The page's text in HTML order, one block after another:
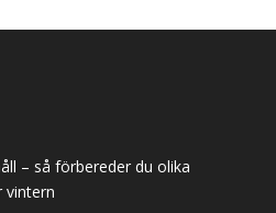
– så förbereder du olika
vintern